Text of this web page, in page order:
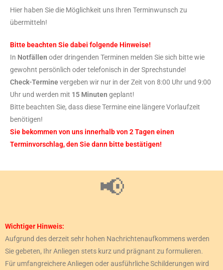
Hier haben Sie die Möglichkeit uns Ihren Terminwunsch zu
übermitteln!
Bitte beachten Sie dabei folgende Hinweise!
In Notfällen oder dringenden Terminen melden Sie sich bitte wie
gewohnt persönlich oder telefonisch in der Sprechstunde!
Check-Termine vergeben wir nur in der Zeit von 8:00 Uhr und 9:00
Uhr und werden mit 15 Minuten geplant!
Bitte beachten Sie, dass diese Termine eine längere Vorlaufzeit
benötigen!
Sie bekommen von uns innerhalb von 2 Tagen einen
Terminvorschlag, den Sie dann bitte bestätigen!
📢
Wichtiger Hinweis:
Aufgrund des derzeit sehr hohen Nachrichtenaufkommens werden
Sie gebeten, Ihr Anliegen stets kurz und prägnant zu formulieren.
Für umfangreichere Anliegen oder ausführliche Schilderungen wird